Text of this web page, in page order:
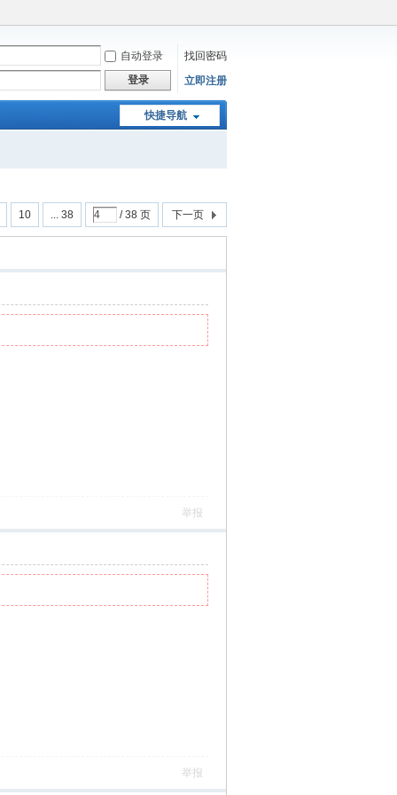
自动登录
找回密码
登录
立即注册
快捷导航
10 ... 38 / 38 页 下一页
举报
举报